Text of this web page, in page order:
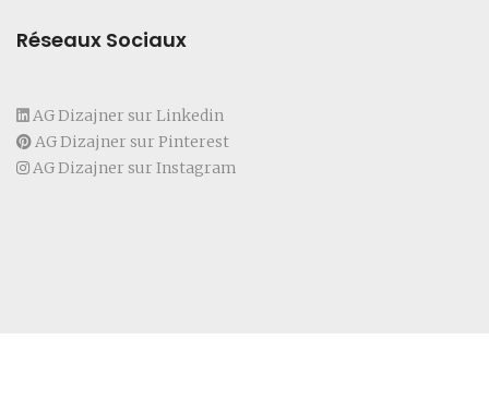
Réseaux Sociaux
AG Dizajner sur Linkedin
AG Dizajner sur Pinterest
AG Dizajner sur Instagram